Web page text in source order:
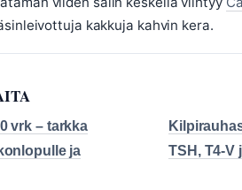
kakkuja kahvin kera.
vrk – tarkka
ja
TSH, T4-V